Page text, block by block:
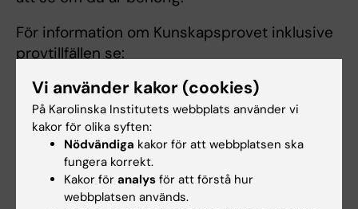
För information om Kunskapsprovet inklusive
provtillfällen se:
https://ki.se/dentmed/kunskapsprov-for-
tandlakare-med-utbildning-fran-lander-
utanfor-euees
Sökande har möjlighet att gå vidare till steg 2
på Karolinska Institutet oavsett om de har
Vi använder kakor (cookies)
På Karolinska Institutets webbplats använder vi
kakor för olika syften:
Nödvändiga kakor för att webbplatsen ska
fungera korrekt.
Kakor för analys för att förstå hur
webbplatsen används.